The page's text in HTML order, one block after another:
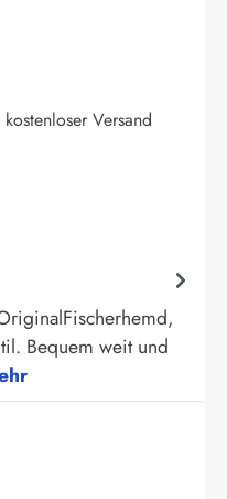
kostenloser Versand
Bequem weit und